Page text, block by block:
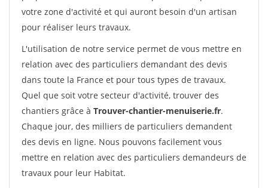
votre zone d'activité et qui auront besoin d'un artisan
pour réaliser leurs travaux.
L'utilisation de notre service permet de vous mettre en
relation avec des particuliers demandant des devis
dans toute la France et pour tous types de travaux.
Quel que soit votre secteur d'activité, trouver des
chantiers grâce à Trouver-chantier-menuiserie.fr.
Chaque jour, des milliers de particuliers demandent
des devis en ligne. Nous pouvons facilement vous
mettre en relation avec des particuliers demandeurs de
travaux pour leur Habitat.